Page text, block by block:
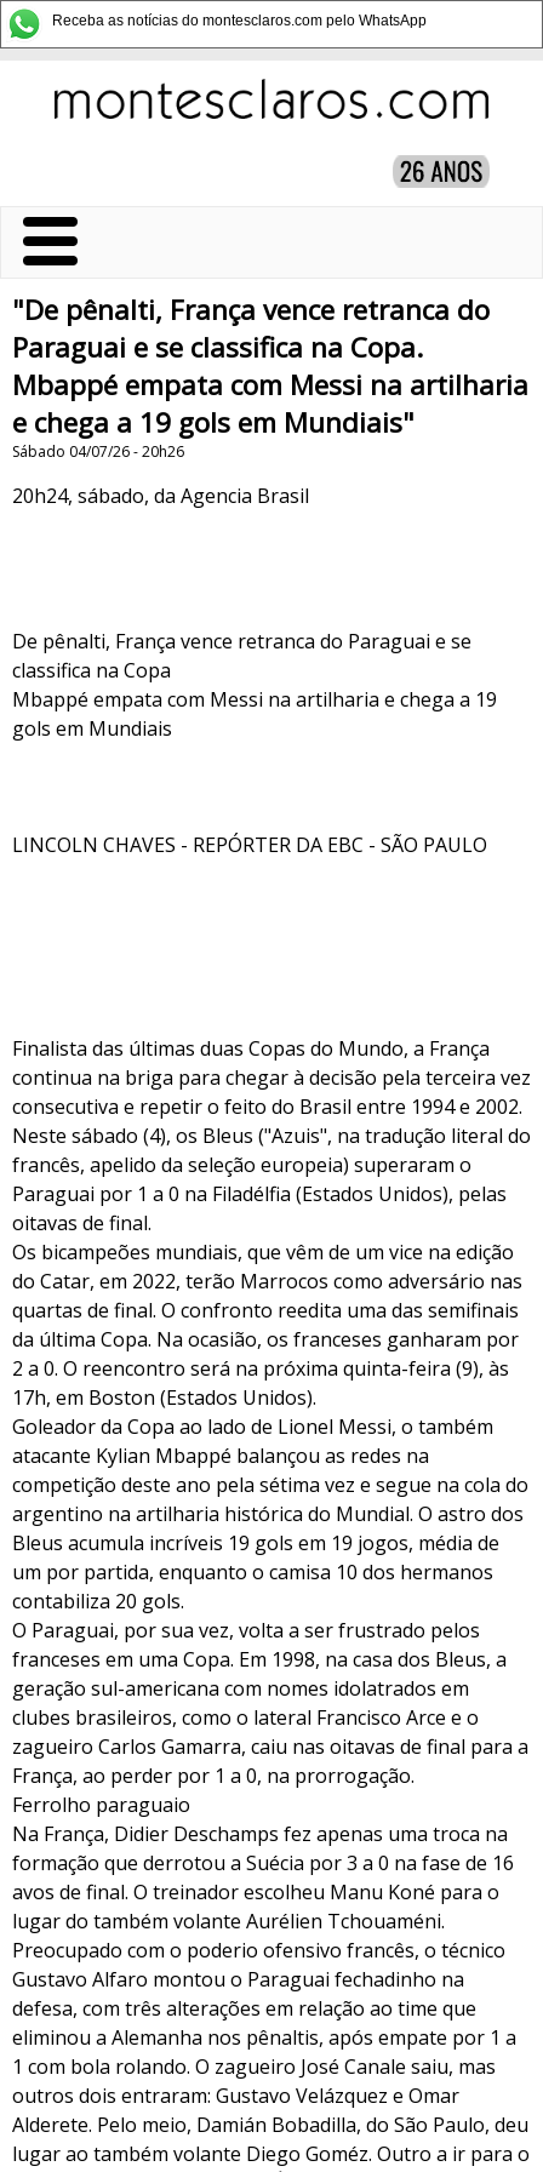
Receba as notícias do montesclaros.com pelo WhatsApp
"De pênalti, França vence retranca do
Paraguai e se classifica na Copa.
Mbappé empata com Messi na artilharia
e chega a 19 gols em Mundiais"
Sábado 04/07/26 - 20h26
20h24, sábado, da Agencia Brasil
De pênalti, França vence retranca do Paraguai e se
classifica na Copa
Mbappé empata com Messi na artilharia e chega a 19
gols em Mundiais
LINCOLN CHAVES - REPÓRTER DA EBC - SÃO PAULO
Finalista das últimas duas Copas do Mundo, a França
continua na briga para chegar à decisão pela terceira vez
consecutiva e repetir o feito do Brasil entre 1994 e 2002.
Neste sábado (4), os Bleus ("Azuis", na tradução literal do
francês, apelido da seleção europeia) superaram o
Paraguai por 1 a 0 na Filadélfia (Estados Unidos), pelas
oitavas de final.
Os bicampeões mundiais, que vêm de um vice na edição
do Catar, em 2022, terão Marrocos como adversário nas
quartas de final. O confronto reedita uma das semifinais
da última Copa. Na ocasião, os franceses ganharam por
2 a 0. O reencontro será na próxima quinta-feira (9), às
17h, em Boston (Estados Unidos).
Goleador da Copa ao lado de Lionel Messi, o também
atacante Kylian Mbappé balançou as redes na
competição deste ano pela sétima vez e segue na cola do
argentino na artilharia histórica do Mundial. O astro dos
Bleus acumula incríveis 19 gols em 19 jogos, média de
um por partida, enquanto o camisa 10 dos hermanos
contabiliza 20 gols.
O Paraguai, por sua vez, volta a ser frustrado pelos
franceses em uma Copa. Em 1998, na casa dos Bleus, a
geração sul-americana com nomes idolatrados em
clubes brasileiros, como o lateral Francisco Arce e o
zagueiro Carlos Gamarra, caiu nas oitavas de final para a
França, ao perder por 1 a 0, na prorrogação.
Ferrolho paraguaio
Na França, Didier Deschamps fez apenas uma troca na
formação que derrotou a Suécia por 3 a 0 na fase de 16
avos de final. O treinador escolheu Manu Koné para o
lugar do também volante Aurélien Tchouaméni.
Preocupado com o poderio ofensivo francês, o técnico
Gustavo Alfaro montou o Paraguai fechadinho na
defesa, com três alterações em relação ao time que
eliminou a Alemanha nos pênaltis, após empate por 1 a
1 com bola rolando. O zagueiro José Canale saiu, mas
outros dois entraram: Gustavo Velázquez e Omar
Alderete. Pelo meio, Damián Bobadilla, do São Paulo, deu
lugar ao também volante Diego Goméz. Outro a ir para o